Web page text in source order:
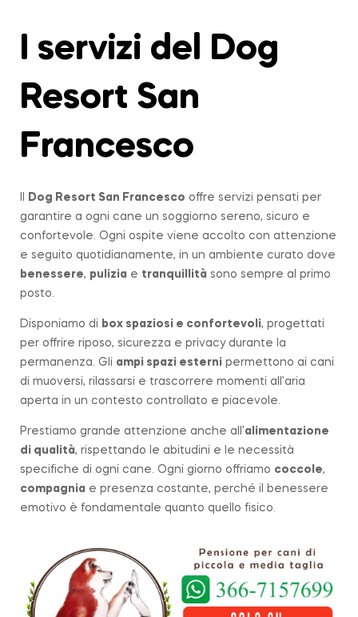
I servizi del Dog
Resort San
Francesco
Dog Resort San Francesco offre servizi pensati per
garantire a ogni cane un soggiorno sereno, sicuro e
confortevole. Ogni ospite viene accolto con attenzione
e seguito quotidianamente, in un ambiente curato dove
benessere, pulizia e tranquillità sono sempre al primo
posto.
Disponiamo di box spaziosi e confortevoli, progettati
per offrire riposo, sicurezza e privacy durante la
permanenza. Gli ampi spazi esterni permettono ai cani
di muoversi, rilassarsi e trascorrere momenti all’aria
aperta in un contesto controllato e piacevole.
Prestiamo grande attenzione anche all’alimentazione
di qualità, rispettando le abitudini e le necessità
specifiche di ogni cane. Ogni giorno offriamo coccole,
compagnia e presenza costante, perché il benessere
emotivo è fondamentale quanto quello fisico.